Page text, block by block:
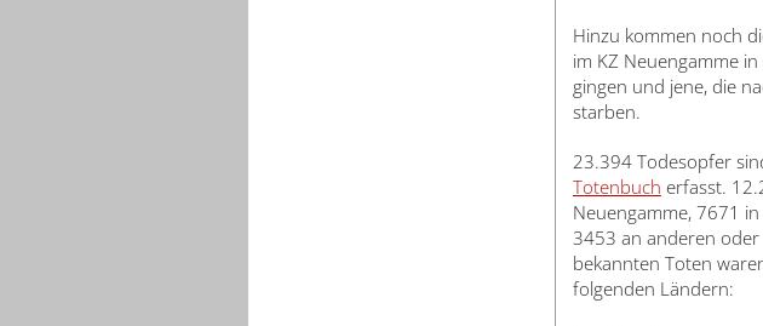
Hinzu kommen noch
im KZ Neuengamme
gingen und jene, die
starben.
23.394 Todesopfer
Totenbuch erfasst.
Neuengamme, 7671
3453 an anderen
bekannten Toten
folgenden Ländern: